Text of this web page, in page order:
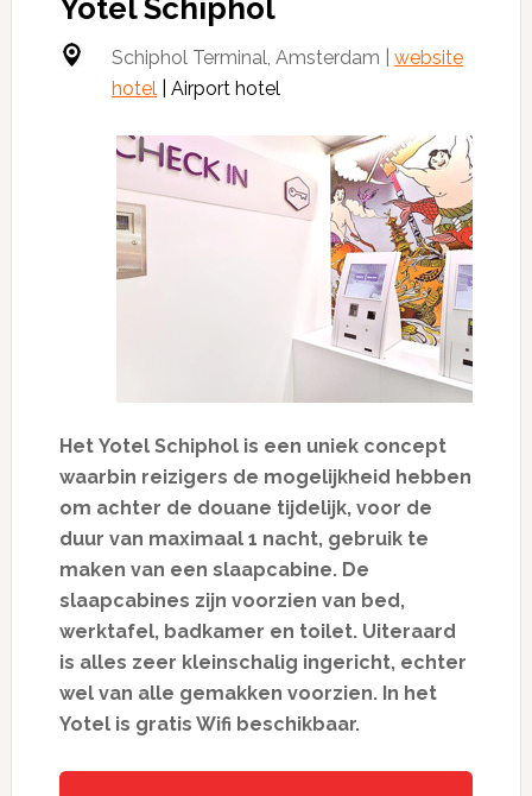
Yotel Schiphol
Schiphol Terminal, Amsterdam | website
hotel| Airport hotel
Het Yotel Schiphol is een uniek concept
waarbin reizigers de mogelijkheid hebben
om achter de douane tijdelijk, voor de
duur van maximaal 1 nacht, gebruik te
maken van een slaapcabine. De
slaapcabines zijn voorzien van bed,
werktafel, badkamer en toilet. Uiteraard
is alles zeer kleinschalig ingericht, echter
wel van alle gemakken voorzien. In het
Yotel is gratis Wifi beschikbaar.